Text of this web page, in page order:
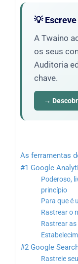
💡
A Twaino
os seus
Auditoria
chave.
→
As ferramentas
#1 Google
Poderoso,
princípio
Para que é
Rastrear o
Rastrear
#2 Google
Rastreie